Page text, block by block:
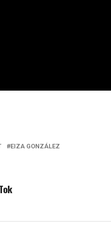
EIZA GONZÁLEZ